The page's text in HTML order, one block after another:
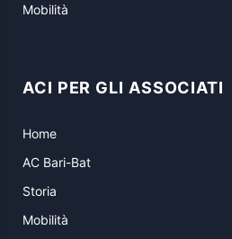
Mobilità
ACI PER GLI ASSOCIATI
Home
AC Bari-Bat
Storia
Mobilità